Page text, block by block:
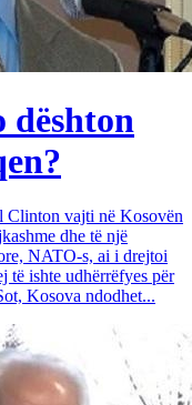
dështon
Clinton vajti në Kosovën
dhe të një
NATO-s, ai i drejtoi
të ishte udhërrëfyes për
Kosova ndodhet...